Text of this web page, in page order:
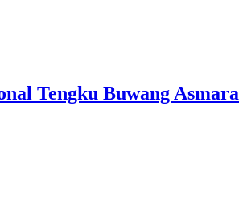
Tengku Buwang Asmara